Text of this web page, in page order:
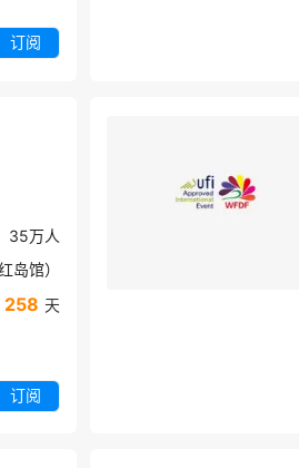
订阅
35万人
岛馆）
258 天
订阅